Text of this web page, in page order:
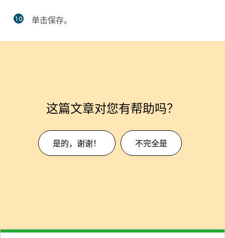
10 单击保存。
这篇文章对您有帮助吗？
是的，谢谢！ 不完全是